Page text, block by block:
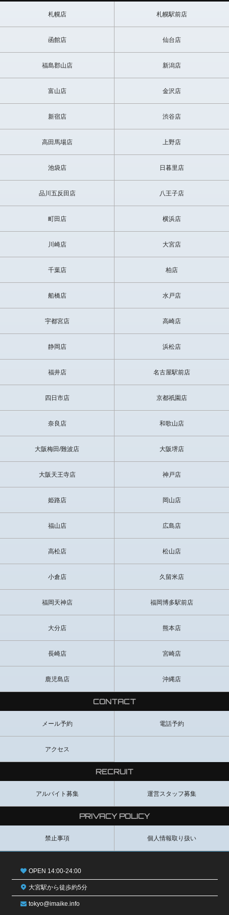
札幌店 札幌駅前店
函館店 仙台店
福島郡山店 新潟店
富山店 金沢店
新宿店 渋谷店
高田馬場店 上野店
池袋店 日暮里店
品川五反田店 八王子店
町田店 横浜店
川崎店 大宮店
千葉店 柏店
船橋店 水戸店
宇都宮店 高崎店
静岡店 浜松店
福井店 名古屋駅前店
四日市店 京都祇園店
奈良店 和歌山店
大阪梅田/難波店 大阪堺店
大阪天王寺店 神戸店
姫路店 岡山店
福山店 広島店
高松店 松山店
小倉店 久留米店
福岡天神店 福岡博多駅前店
大分店 熊本店
長崎店 宮崎店
鹿児島店 沖縄店
CONTACT
メール予約 電話予約
アクセス
RECRUIT
アルバイト募集 運営スタッフ募集
PRIVACY POLICY
禁止事項 個人情報取り扱い
OPEN 14:00-24:00
大宮駅から徒歩約5分
tokyo@imaike.info